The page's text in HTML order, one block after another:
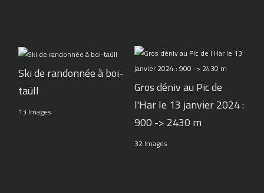
Ski de randonnée à boi-
taüll
13 Images
Gros déniv au Pic de
l'Har le 13 janvier 2024 :
900 -> 2430 m
32 Images